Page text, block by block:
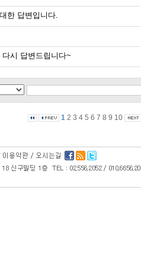
한 답변입니다.
시 답변드립니다~
1 2 3 4 5 6 7 8 9 10